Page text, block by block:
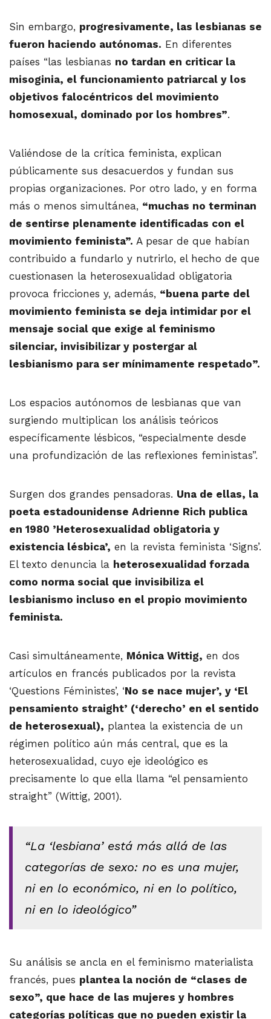
Sin embargo, progresivamente, las lesbianas se
fueron haciendo autónomas. En diferentes
países “las lesbianas no tardan en criticar la
misoginia, el funcionamiento patriarcal y los
objetivos falocéntricos del movimiento
homosexual, dominado por los hombres”.
Valiéndose de la crítica feminista, explican
públicamente sus desacuerdos y fundan sus
propias organizaciones. Por otro lado, y en forma
más o menos simultánea, “muchas no terminan
de sentirse plenamente identificadas con el
movimiento feminista”. A pesar de que habían
contribuido a fundarlo y nutrirlo, el hecho de que
cuestionasen la heterosexualidad obligatoria
provoca fricciones y, además, “buena parte del
movimiento feminista se deja intimidar por el
mensaje social que exige al feminismo
silenciar, invisibilizar y postergar al
lesbianismo para ser mínimamente respetado”.
Los espacios autónomos de lesbianas que van
surgiendo multiplican los análisis teóricos
específicamente lésbicos, “especialmente desde
una profundización de las reflexiones feministas”.
Surgen dos grandes pensadoras. Una de ellas, la
poeta estadounidense Adrienne Rich publica
en 1980 ’Heterosexualidad obligatoria y
existencia lésbica’, en la revista feminista ‘Signs’.
El texto denuncia la heterosexualidad forzada
como norma social que invisibiliza el
lesbianismo incluso en el propio movimiento
feminista.
Casi simultáneamente, Mónica Wittig, en dos
artículos en francés publicados por la revista
‘Questions Féministes’, ‘No se nace mujer’, y ‘El
pensamiento straight’ (‘derecho’ en el sentido
de heterosexual), plantea la existencia de un
régimen político aún más central, que es la
heterosexualidad, cuyo eje ideológico es
precisamente lo que ella llama “el pensamiento
straight” (Wittig, 2001).
“La ‘lesbiana’ está más allá de las
categorías de sexo: no es una mujer,
ni en lo económico, ni en lo político,
ni en lo ideológico”
Su análisis se ancla en el feminismo materialista
francés, pues plantea la noción de “clases de
sexo”, que hace de las mujeres y hombres
categorías políticas que no pueden existir la